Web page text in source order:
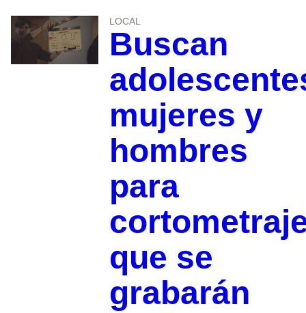
LOCAL
Buscan
mujeres y
hombres
para
que se
grabarán